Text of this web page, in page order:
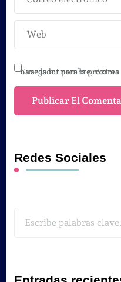
Guarda mi nombre, correo electrónico y web en este
Redes Sociales